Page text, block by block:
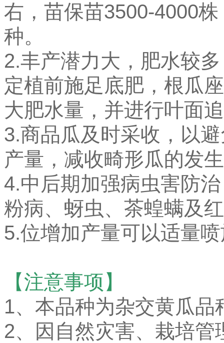
右，苗保苗3500-4000
种。
2.丰产潜力大，肥水较
定植前施足底肥，根瓜
大肥水量，并进行叶面
3.商品瓜及时采收，以
产量，减收畸形瓜的发
4.中后期加强病虫害防
粉病、蚜虫、茶蝗螨及
5.位增加产量可以适量
【注意事项】
1、本品种为杂交黄瓜
2、因自然灾害、栽培